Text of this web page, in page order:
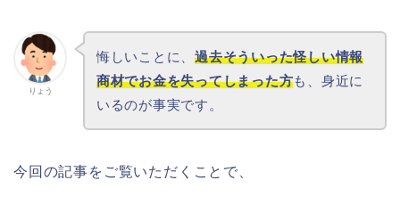
りょう
悔しいことに、過去そういった怪しい情報
商材でお金を失ってしまった方も、身近に
いるのが事実です。
今回の記事をご覧いただくことで、